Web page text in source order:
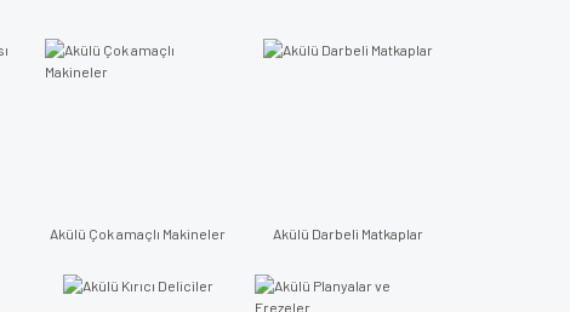
Akülü Çok amaçlı Makineler Akülü Darbeli Matkaplar